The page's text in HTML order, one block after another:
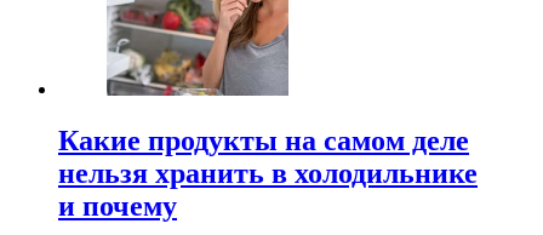
Какие продукты на самом деле
нельзя хранить в холодильнике
и почему